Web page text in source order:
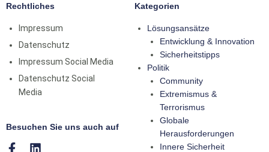
Rechtliches
Impressum
Datenschutz
Impressum Social Media
Datenschutz Social
Media
Besuchen Sie uns auch auf
Kategorien
Lösungsansätze
Entwicklung & Innovation
Sicherheitstipps
Politik
Community
Extremismus &
Terrorismus
Globale
Herausforderungen
Innere Sicherheit